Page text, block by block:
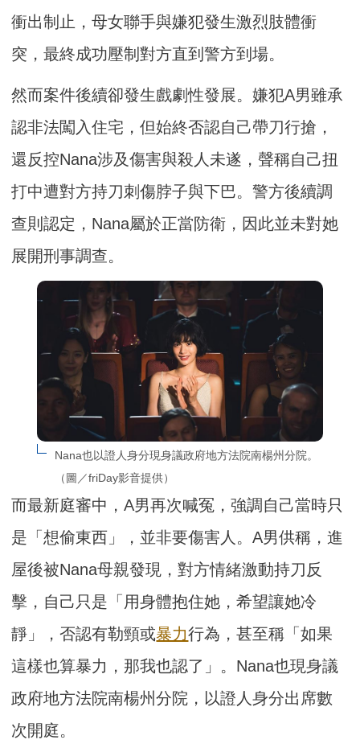
衝出制止，母女聯手與嫌犯發生激烈肢體衝
突，最終成功壓制對方直到警方到場。
然而案件後續卻發生戲劇性發展。嫌犯A男雖承
認非法闖入住宅，但始終否認自己帶刀行搶，
還反控Nana涉及傷害與殺人未遂，聲稱自己扭
打中遭對方持刀刺傷脖子與下巴。警方後續調
查則認定，Nana屬於正當防衛，因此並未對她
展開刑事調查。
Nana也以證人身分現身議政府地方法院南楊州分院。
（圖／friDay影音提供）
而最新庭審中，A男再次喊冤，強調自己當時只
是「想偷東西」，並非要傷害人。A男供稱，進
屋後被Nana母親發現，對方情緒激動持刀反
擊，自己只是「用身體抱住她，希望讓她冷
靜」，否認有勒頸或暴力行為，甚至稱「如果
這樣也算暴力，那我也認了」。Nana也現身議
政府地方法院南楊州分院，以證人身分出席數
次開庭。